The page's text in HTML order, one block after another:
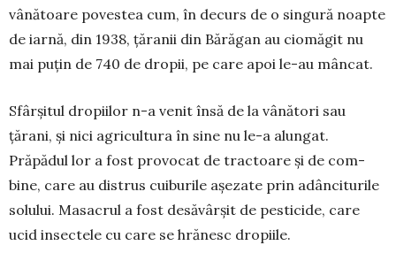
vânătoare povestea cum, în decurs de o singură noapte
de iarnă, din 1938, țăranii din Bă­răgan au ciomăgit nu
mai puțin de 740 de dropii, pe care apoi le-au mâncat.
Sfârșitul dropiilor n-a venit însă de la vânători sau
țărani, și nici agricultura în sine nu le-a alungat.
Prăpădul lor a fost provocat de tractoare și de com­
bine, care au distrus cuiburile așezate prin adânci­turile
solului. Masacrul a fost desăvârșit de pesti­cide, care
ucid insectele cu care se hrănesc dropiile.